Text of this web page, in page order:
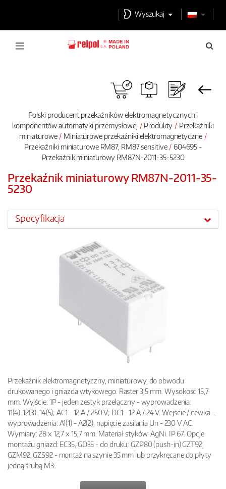
Wyszukaj
Polski producent przekaźników elektromagnetycznych i
komponentów automatyki przemysłowej
Produkty
Przekaźniki
miniaturowe
Miniaturowe przekaźniki elektromagnetyczne
Przekaźniki miniaturowe RM87, RM87 sensitive
604695 -
Przekaźnik miniaturowy RM87N-2011-35-5230
Przekaźnik miniaturowy RM87N-2011-35-
5230
Specyfikacja
Przekaźnik elektromagnetyczny, miniaturowy, do obwodu
drukowanego i gniazda wtykowego. Raster 3,5 mm. Wysokość 15,7
mm. Wyjście: 1P - jeden zestyk przełączny - wyprowadzenia:
11(4)-12(3)-14(5); AC1 - 12 A / 250 V; DC1 - 12 A / 24 V. Wejście / cewka -
wyprowadzenia: A1(1) - A2(2), napięcie zasilania Un - 230 V AC.
Wymiary: 28 x 12,7 x 15,7 mm. Materiał styków: AgNi. IP 67. Opcje
montażu gniazd: EC35, GD35 - do druku; GZP80 (push-in) GZT92,
GZM92, GZS92 - montaż na szynie 35 mm lub przykręcane do płyty
jedną śrubą M3.